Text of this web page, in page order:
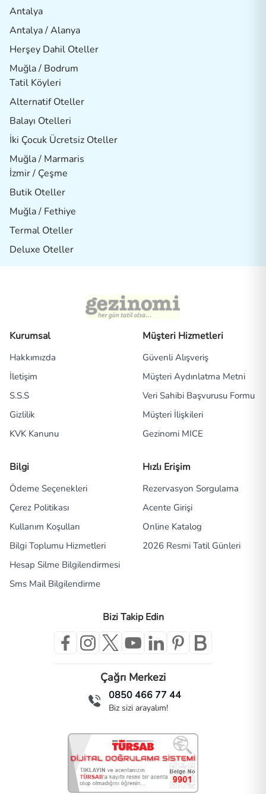
Antalya
Antalya / Alanya
Herşey Dahil Oteller
Muğla / Bodrum
Tatil Köyleri
Alternatif Oteller
Balayı Otelleri
İki Çocuk Ücretsiz Oteller
Muğla / Marmaris
İzmir / Çeşme
Butik Oteller
Muğla / Fethiye
Termal Oteller
Deluxe Oteller
Kurumsal
Hakkımızda
İletişim
S.S.S
Gizlilik
KVK Kanunu
Müşteri Hizmetleri
Güvenli Alışveriş
Müşteri Aydınlatma Metni
Veri Sahibi Başvurusu Formu
Müşteri İlişkileri
Gezinomi MICE
Bilgi
Ödeme Seçenekleri
Çerez Politikası
Kullanım Koşulları
Bilgi Toplumu Hizmetleri
Hesap Silme Bilgilendirmesi
Sms Mail Bilgilendirme
Hızlı Erişim
Rezervasyon Sorgulama
Acente Girişi
Online Katalog
2026 Resmi Tatil Günleri
Bizi Takip Edin
Çağrı Merkezi
0850 466 77 44
Biz sizi arayalım!